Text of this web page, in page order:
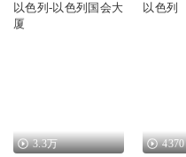
以色列-以色列国会大
厦
以色列
3.3万 4370